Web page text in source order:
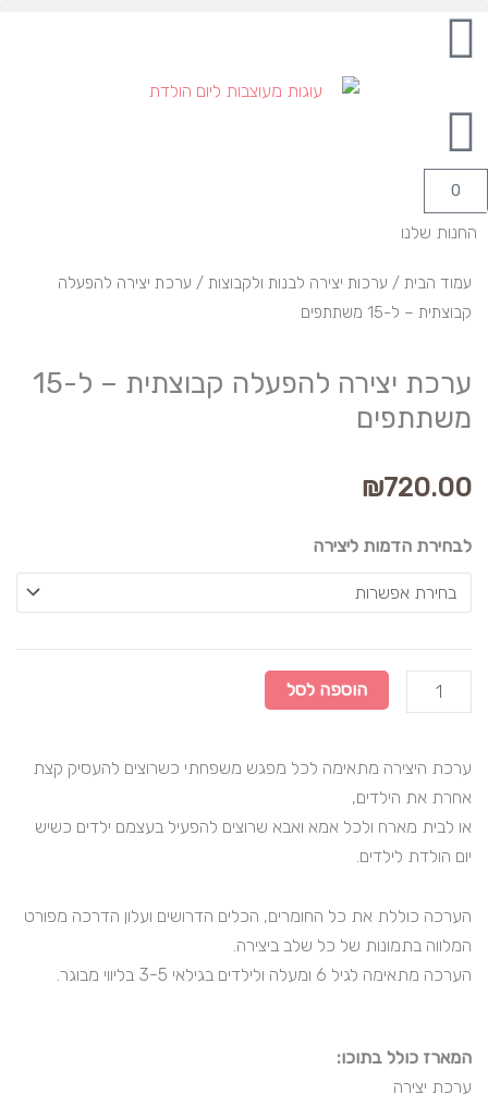
לתוכן
דילוג
0
עגלת
החנות שלנו
עמוד הבית / ערכות יצירה לבנות ולקבוצות / ערכת יצירה להפעלה
קבוצתית – ל-15 משתתפים
ערכת יצירה להפעלה קבוצתית – ל-15
משתתפים
₪720.00
לבחירת הדמות ליצירה
כמות
של
ערכת
קבוצתית
-
משתתפים
הוספה לסל
ערכת היצירה מתאימה לכל מפגש משפחתי כשרוצים להעסיק קצת
אחרת את הילדים,
או לבית מארח ולכל אמא ואבא שרוצים להפעיל בעצמם ילדים כשיש
יום הולדת לילדים.
הערכה כוללת את כל החומרים, הכלים הדרושים ועלון הדרכה מפורט
המלווה בתמונות של כל שלב ביצירה.
הערכה מתאימה לגיל 6 ומעלה ולילדים בגילאי 3-5 בליווי מבוגר.
המארז כולל בתוכו:
ערכת יצירה